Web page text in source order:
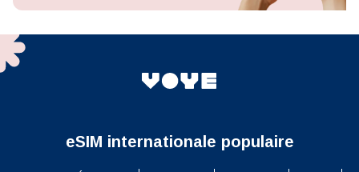
eSIM internationale populaire